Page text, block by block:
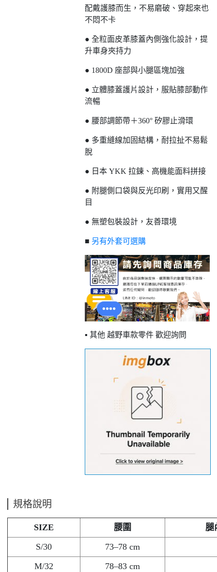
配戴護膝而生，不易磨破、穿起來也
不悶不卡
● 全粒面皮革膝蓋內側強化設計，提
升車身夾持力
● 1800D 座部與小腿區塊加強
● 立體膝蓋護片設計，服貼膝部動作
流暢
● 腰部調節帶＋360° 矽膠止滑環
● 多重縫線加固結構，耐拉扯不易鬆
脫
● 日本 YKK 拉鍊、高機能面料拼接
● 附腿側口袋與反光印刷，實用又醒
目
● 無塑包裝設計，友善環境
■ 另有外套可選購
▪ 其他 越野車款零件 歡迎詢問
規格說明
SIZE 腰圍
腿
S/30
73–78 cm
M/32
78–83 cm